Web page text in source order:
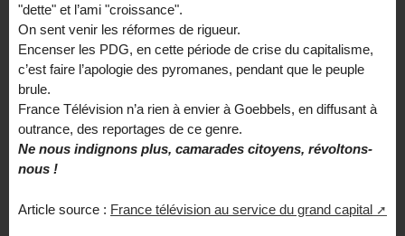
"dette" et l’ami "croissance".
On sent venir les réformes de rigueur.
Encenser les PDG, en cette période de crise du capitalisme,
c’est faire l’apologie des pyromanes, pendant que le peuple
brule.
France Télévision n’a rien à envier à Goebbels, en diffusant à
outrance, des reportages de ce genre.
Ne nous indignons plus, camarades citoyens, révoltons-
nous !
Article source : France télévision au service du grand capital